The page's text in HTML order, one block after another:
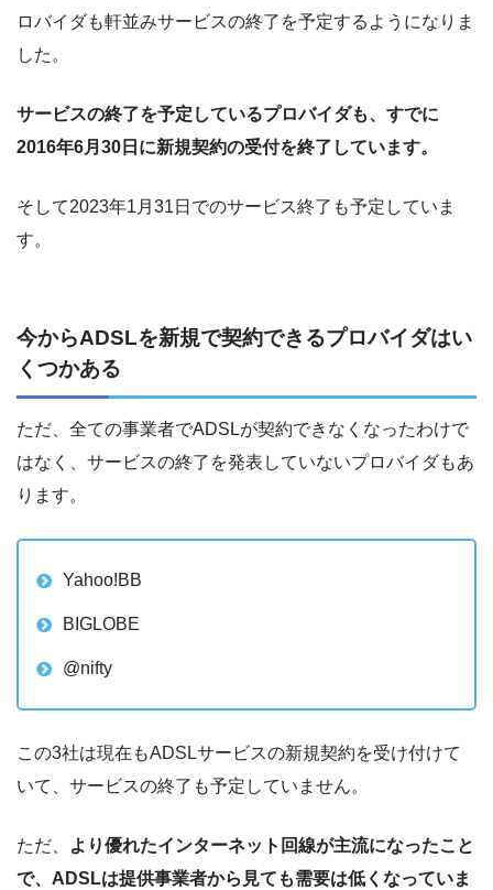
ロバイダも軒並みサービスの終了を予定するようになりま
した。
サービスの終了を予定しているプロバイダも、すでに
2016年6月30日に新規契約の受付を終了しています。
そして2023年1月31日でのサービス終了も予定していま
す。
今からADSLを新規で契約できるプロバイダはい
くつかある
ただ、全ての事業者でADSLが契約できなくなったわけで
はなく、サービスの終了を発表していないプロバイダもあ
ります。
Yahoo!BB
BIGLOBE
@nifty
この3社は現在もADSLサービスの新規契約を受け付けて
いて、サービスの終了も予定していません。
ただ、
より優れたインターネット回線が主流になったこと
で、ADSLは提供事業者から見ても需要は低くなっていま